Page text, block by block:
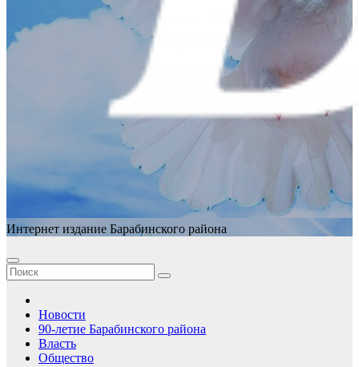
Интернет издание Барабинского района
Новости
90-летие Барабинского района
Власть
Общество